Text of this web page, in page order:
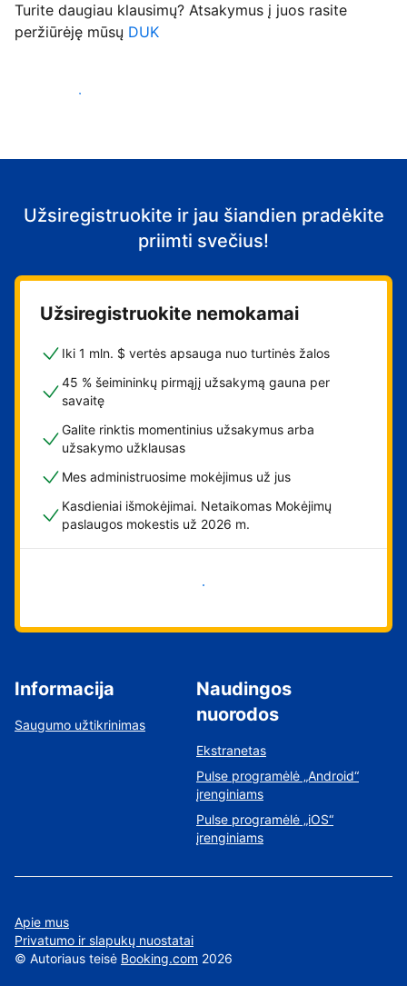
Turite daugiau klausimų? Atsakymus į juos rasite
peržiūrėję mūsų DUK
Priimti svečius
Užsiregistruokite ir jau šiandien pradėkite
priimti svečius!
Užsiregistruokite nemokamai
Iki 1 mln. $ vertės apsauga nuo turtinės žalos
45 % šeimininkų pirmąjį užsakymą gauna per
savaitę
Galite rinktis momentinius užsakymus arba
užsakymo užklausas
Mes administruosime mokėjimus už jus
Kasdieniai išmokėjimai. Netaikomas Mokėjimų
paslaugos mokestis už 2026 m.
Pradėti
Informacija
Saugumo užtikrinimas
Naudingos
nuorodos
Ekstranetas
Pulse programėlė „Android“
įrenginiams
Pulse programėlė „iOS“
įrenginiams
Apie mus
Privatumo ir slapukų nuostatai
© Autoriaus teisė Booking.com 2026